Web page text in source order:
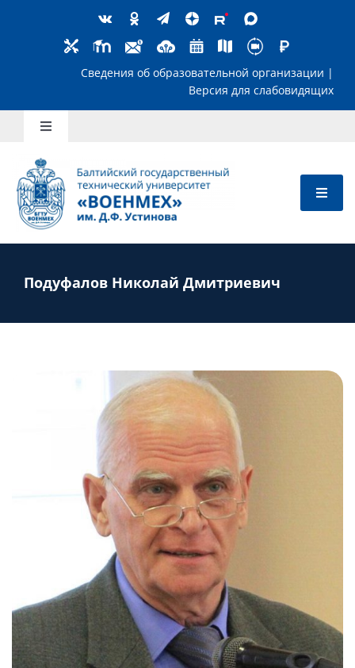
Сведения об образовательной
Toggle
Школьникам
Абитуриентам
Преподавателям
Слушателям
Подуфалов Николай Дмитриевич